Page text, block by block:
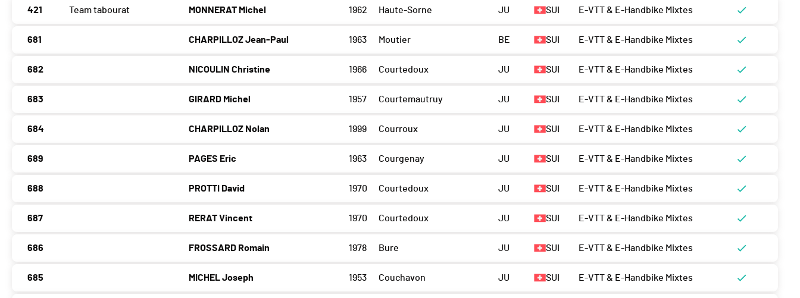
421 Team tabourat MONNERAT Michel 1962 Haute-Sorne JU SUI E-VTT & E-Handbike Mixtes
681 CHARPILLOZ Jean-Paul 1963 Moutier BE SUI E-VTT & E-Handbike Mixtes
682 NICOULIN Christine 1966 Courtedoux JU SUI E-VTT & E-Handbike Mixtes
683 GIRARD Michel 1957 Courtemautruy JU SUI E-VTT & E-Handbike Mixtes
684 CHARPILLOZ Nolan 1999 Courroux JU SUI E-VTT & E-Handbike Mixtes
689 PAGES Eric 1963 Courgenay JU SUI E-VTT & E-Handbike Mixtes
688 PROTTI David 1970 Courtedoux JU SUI E-VTT & E-Handbike Mixtes
687 RERAT Vincent 1970 Courtedoux JU SUI E-VTT & E-Handbike Mixtes
686 FROSSARD Romain 1978 Bure JU SUI E-VTT & E-Handbike Mixtes
685 MICHEL Joseph 1953 Couchavon JU SUI E-VTT & E-Handbike Mixtes